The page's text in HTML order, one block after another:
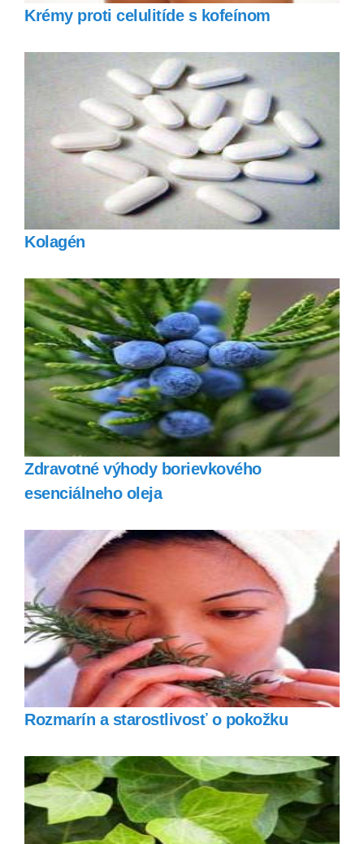
Krémy proti celulitíde s kofeínom
Kolagén
Zdravotné výhody borievkového
esenciálneho oleja
Rozmarín a starostlivosť o pokožku